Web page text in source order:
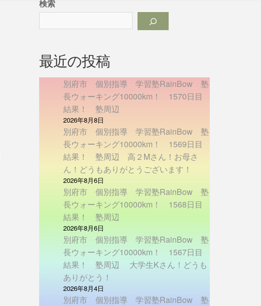
検索
最近の投稿
別府市 個別指導 学習塾RainBow 塾
長ウォーキング10000km！ 1570日目
結果！ 塾周辺
2026年8月8日
別府市 個別指導 学習塾RainBow 塾
長ウォーキング10000km！ 1569日目
結果！ 塾周辺 高２Mさん！お母さ
ん！どうもありがとうございます！
2026年8月6日
別府市 個別指導 学習塾RainBow 塾
長ウォーキング10000km！ 1568日目
結果！ 塾周辺
2026年8月6日
別府市 個別指導 学習塾RainBow 塾
長ウォーキング10000km！ 1567日目
結果！ 塾周辺 大学生Kさん！どうも
ありがとう！
2026年8月4日
別府市 個別指導 学習塾RainBow 塾